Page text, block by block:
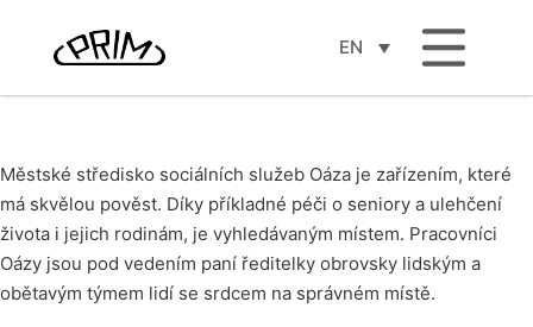
EN
Městské středisko sociálních služeb Oáza je zařízením, které
má skvělou pověst. Díky příkladné péči o seniory a ulehčení
života i jejich rodinám, je vyhledávaným místem. Pracovníci
Oázy jsou pod vedením paní ředitelky obrovsky lidským a
obětavým týmem lidí se srdcem na správném místě.